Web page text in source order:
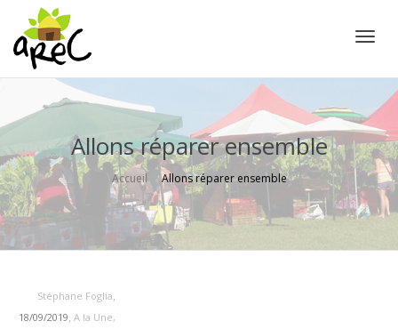
Allons réparer ensemble
Accueil Allons réparer ensemble
Stéphane Foglia,
18/09/2019, A la Une,